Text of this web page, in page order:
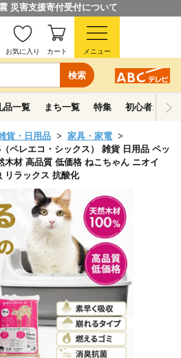
災害支援寄付受付について
検索
お気に入り カート メニュー
品一覧 まち一覧 特集 初心者ガイド
貨・日用品
家具・家電
ペレエコ・シックス） 雑貨 日用品 ペッ
木材 高品質 低価格 ねこちゃん ニオイ
リラックス 抗酸化